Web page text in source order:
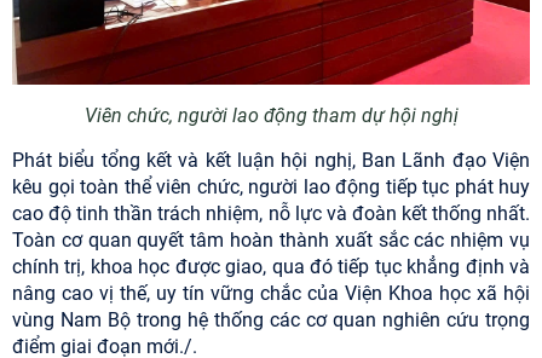
Viên chức, người lao động tham dự hội nghị
Phát biểu tổng kết và kết luận hội nghị, Ban Lãnh đạo Viện
kêu gọi toàn thể viên chức, người lao động tiếp tục phát huy
cao độ tinh thần trách nhiệm, nỗ lực và đoàn kết thống nhất.
Toàn cơ quan quyết tâm hoàn thành xuất sắc các nhiệm vụ
chính trị, khoa học được giao, qua đó tiếp tục khẳng định và
nâng cao vị thế, uy tín vững chắc của Viện Khoa học xã hội
vùng Nam Bộ trong hệ thống các cơ quan nghiên cứu trọng
điểm giai đoạn mới./.